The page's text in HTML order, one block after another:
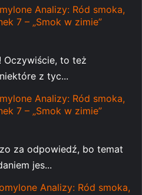
Analizy: Ród smoka,
7 – „Smok w zimie”
Oczywiście, to też
z tyc...
Analizy: Ród smoka,
7 – „Smok w zimie”
za odpowiedź, bo temat
jes...
Analizy: Ród smoka,